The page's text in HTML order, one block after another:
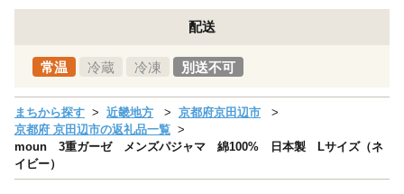
配送
常温 冷蔵 冷凍 別送不可
まちから探す 近畿地方
京都府京田辺市
京都府 京田辺市の返礼品一覧
moun 3重ガーゼ メンズパジャマ 綿100% 日本製 Lサイズ（ネ
イビー）